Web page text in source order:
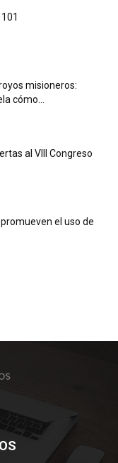
misioneros:
cómo...
al VIII Congreso
el uso de